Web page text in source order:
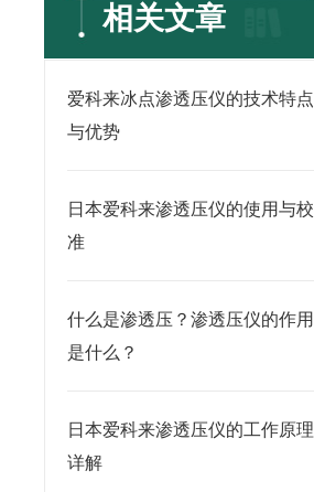
相关文章
爱科来冰点渗透压仪的技术特点
与优势
日本爱科来渗透压仪的使用与校
准
什么是渗透压？渗透压仪的作用
是什么？
日本爱科来渗透压仪的工作原理
详解